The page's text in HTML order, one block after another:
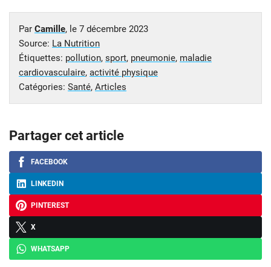
Par Camille, le 7 décembre 2023
Source: La Nutrition
Étiquettes: pollution, sport, pneumonie, maladie
cardiovasculaire, activité physique
Catégories: Santé, Articles
Partager cet article
FACEBOOK
LINKEDIN
PINTEREST
X
WHATSAPP